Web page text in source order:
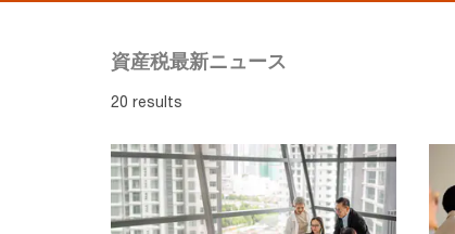
資産税最新ニュース
20 results